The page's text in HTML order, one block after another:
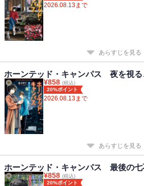
2026.08.13まで
あらすじを見る
ホーンテッド・キャンパス 夜を視る
¥858 (税込)
20%ポイント
2026.08.13まで
あらすじを見る
ホーンテッド・キャンパス 最後の七
¥858 (税込)
20%ポイント